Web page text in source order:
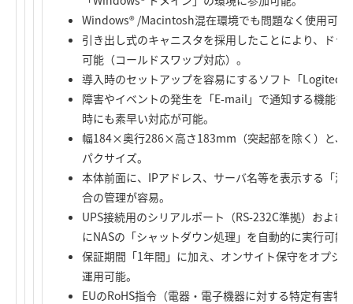
Windows® /Macintosh混在環境でも問題なく使用可能
引き出し式のキャニスタを採用したことにより、ド
可能（コールドスワップ対応）。
導入時のセットアップを容易にするソフト「Logitec
障害やイベントの発生を「E-mail」で通知する機能を
時にも素早い対応が可能。
幅184×奥行286×高さ183mm（突起部を除く）と、
パクサイズ。
本体前面に、IPアドレス、サーバ名等を表示する「
合の管理が容易。
UPS接続用のシリアルポート（RS-232C準拠）およ
にNASの「シャットダウン処理」を自動的に実行可能
保証期間「1年間」に加え、オンサイト保守をオプシ
運用可能。
EUのRoHS指令（電器・電子機器に対する特定有害物